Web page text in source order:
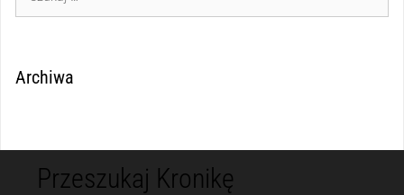
Archiwa
Przeszukaj Kronikę